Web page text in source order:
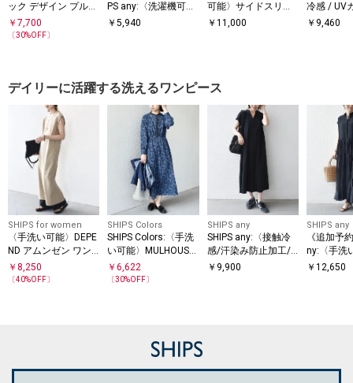
ック デザイン プルオ
ーバー
￥ 7,700
〔30%OFF〕
PS any:〈洗濯機可
能〉インレイ ロング
￥5,940
可能〉サイドスリッ
ト クルーネック ルー
￥ 11,000
冷感 / UV
アー オー
￥ 9,460
デイリーに活躍する洗えるワンピース
SHIPS for women
〈手洗い可能〉DEPE
ND アムンゼン ワン
ピース
￥ 8,250
〔40%OFF〕
SHIPS Colors
SHIPS Colors:〈手洗
い可能〉MULHOUSE
フラワー プリント ワ
ンピース◇
￥6,622
〔30%OFF〕
SHIPS any
SHIPS any:〈接触冷
感/汗染み防止加工/
洗濯機可能〉スキッ
￥ 9,900
SHIPS any
《追加予
ny:〈手洗
ット バン
￥12,650